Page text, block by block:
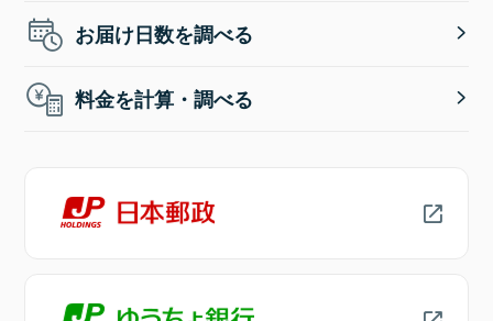
お届け日数を調べる
料金を計算・調べる